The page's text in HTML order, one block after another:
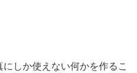
しか使えない何かを作るこ